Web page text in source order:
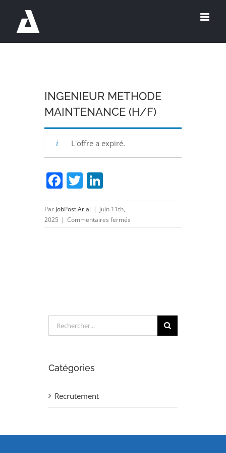
contenu
INGENIEUR METHODE
MAINTENANCE (H/F)
L'offre a expiré.
Facebook
Twitter
Par JobPost Arial | juin 11th,
2025 | Commentaires fermés
INGENIEUR
Rechercher:
Catégories
Recrutement